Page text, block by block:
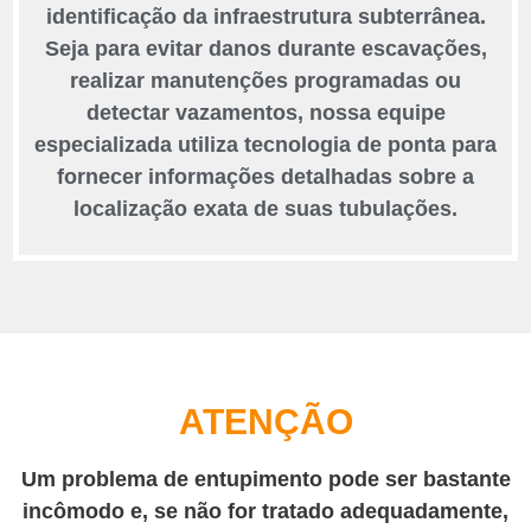
identificação da infraestrutura subterrânea.
Seja para evitar danos durante escavações,
realizar manutenções programadas ou
detectar vazamentos, nossa equipe
especializada utiliza tecnologia de ponta para
fornecer informações detalhadas sobre a
localização exata de suas tubulações.
ATENÇÃO
Um problema de entupimento pode ser bastante
incômodo e, se não for tratado adequadamente,